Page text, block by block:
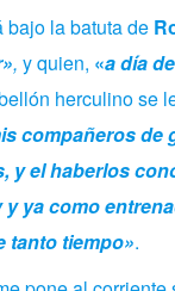
bajo la batuta de
, y quien, «a día
herculino se
compañeros de
y el haberlos
ya como
tanto tiempo».